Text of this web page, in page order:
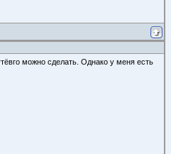
можно сделать. Однако у меня есть